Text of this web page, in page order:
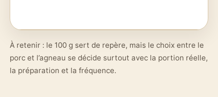
À retenir : le 100 g sert de repère, mais le choix entre le
porc et l’agneau se décide surtout avec la portion réelle,
la préparation et la fréquence.